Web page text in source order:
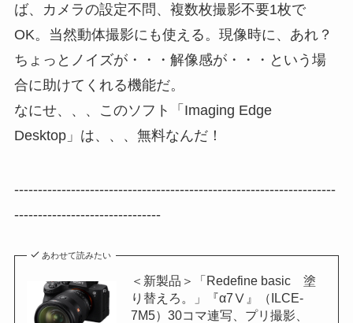
ば、カメラの設定不問、複数枚撮影不要1枚で
OK。当然動体撮影にも使える。現像時に、あれ？
ちょっとノイズが・・・解像感が・・・という場
合に助けてくれる機能だ。
なにせ、、、このソフト「Imaging Edge
Desktop」は、、、無料なんだ！
--------------------------------------------------------------------
-------------------------------
あわせて読みたい
＜新製品＞「Redefine basic 塗
り替えろ。」『α7Ⅴ』（ILCE-
7M5）30コマ連写、プリ撮影、